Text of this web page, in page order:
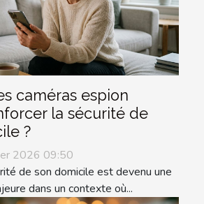
caméras espion
la sécurité de
?
2026 09:50
de son domicile est devenu une
dans un contexte où...